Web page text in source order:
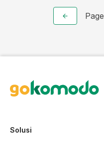
Page
Solusi